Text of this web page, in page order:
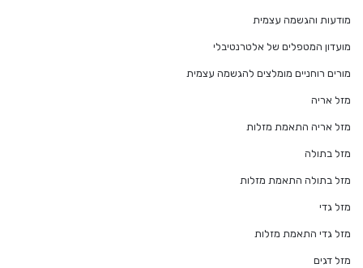
מודעות והגשמה עצמית
מועדון המטפלים של אלטרנטיבלי
מורים רוחניים מומלצים להגשמה עצמית
מזל אריה
מזל אריה התאמת מזלות
מזל בתולה
מזל בתולה התאמת מזלות
מזל גדי
מזל גדי התאמת מזלות
מזל דגים